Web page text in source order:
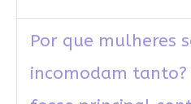
Por que mulheres
incomodam tanto?